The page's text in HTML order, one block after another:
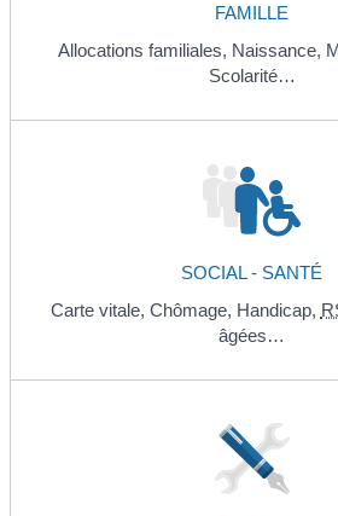
FAMILLE
Allocations familiales, Naissance,
Scolarité…
SOCIAL - SANTÉ
Carte vitale, Chômage, Handicap,
âgées…